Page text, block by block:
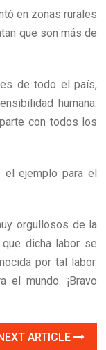
en zonas rurales
que son más de
de todo el país,
humana.
con todos los
el ejemplo para el
orgullosos de la
dicha labor se
por tal labor.
el mundo. ¡Bravo
ARTICLE